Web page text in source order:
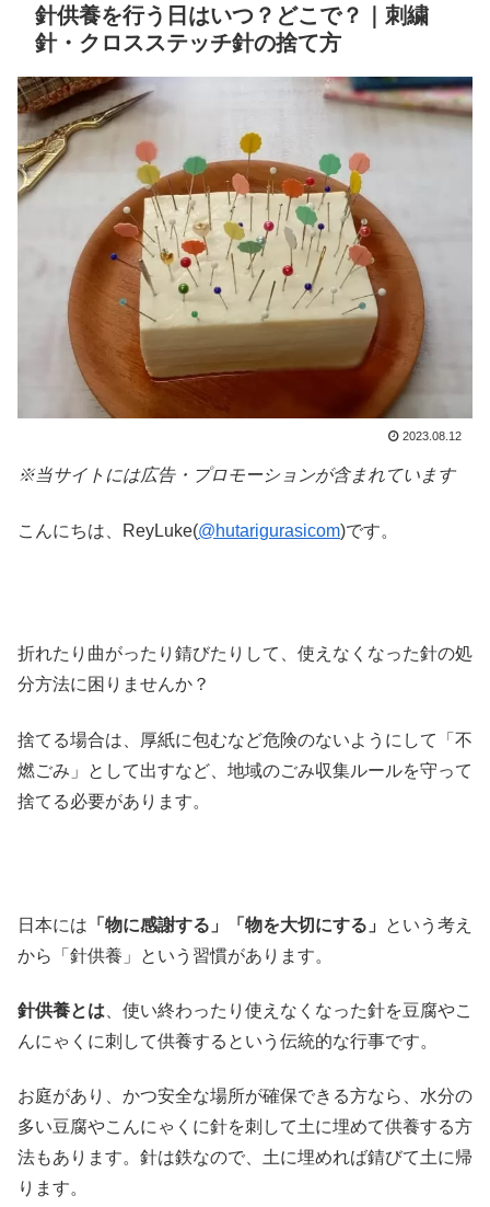
針供養を行う日はいつ？どこで？｜刺繍
針・クロスステッチ針の捨て方
2023.08.12
※当サイトには広告・プロモーションが含まれています
こんにちは、ReyLuke(@hutarigurasicom)です。
折れたり曲がったり錆びたりして、使えなくなった針の処
分方法に困りませんか？
捨てる場合は、厚紙に包むなど危険のないようにして「不
燃ごみ」として出すなど、地域のごみ収集ルールを守って
捨てる必要があります。
日本には 「物に感謝する」「物を大切にする」
という考え
から「針供養」という習慣があります。
針供養とは 、使い終わったり使えなくなった針を豆腐やこ
んにゃくに刺して供養するという伝統的な行事です。
お庭があり、かつ安全な場所が確保できる方なら、水分の
多い豆腐やこんにゃくに針を刺して土に埋めて供養する方
法もあります。針は鉄なので、土に埋めれば錆びて土に帰
ります。